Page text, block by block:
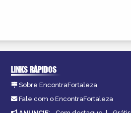
LINKS RÁPIDOS
Sobre EncontraFortaleza
Fale com o EncontraFortaleza